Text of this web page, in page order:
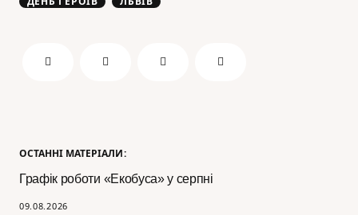
ОСТАННІ МАТЕРІАЛИ:
Графік роботи «Екобуса» у серпні
09.08.2026